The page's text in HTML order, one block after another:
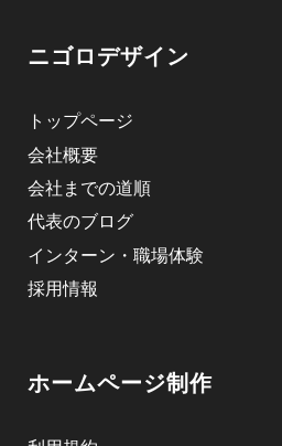
ニゴロデザイン
トップページ
会社概要
会社までの道順
代表のブログ
インターン・職場体験
採用情報
ホームページ制作